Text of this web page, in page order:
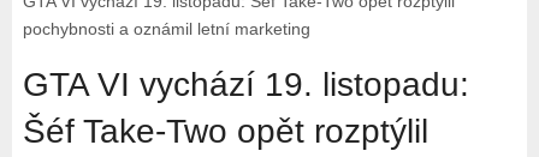
pochybnosti a oznámil letní marketing
GTA VI vychází 19. listopadu:
Šéf Take-Two opět rozptýlil